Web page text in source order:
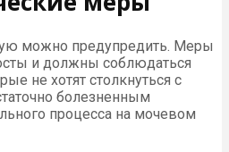
можно предупредить. Меры
и должны соблюдаться
не хотят столкнуться с
болезненным
процесса на мочевом